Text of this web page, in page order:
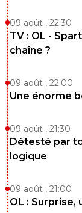
09 août , 22:30
TV : OL -
chaîne ?
09 août , 22:00
Une énorme
09 août , 21:30
Détesté par
logique
09 août , 21:00
OL : Surprise,